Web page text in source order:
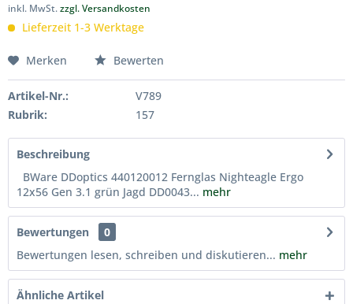
inkl. MwSt.zzgl. Versandkosten
Lieferzeit 1-3 Werktage
Merken Bewerten
Artikel-Nr.:
V789
Rubrik:
157
Beschreibung
BWare DDoptics 440120012 Fernglas Nighteagle Ergo
12x56 Gen 3.1 grün Jagd DD0043... mehr
Bewertungen
0
Bewertungen lesen, schreiben und diskutieren... mehr
Ähnliche Artikel